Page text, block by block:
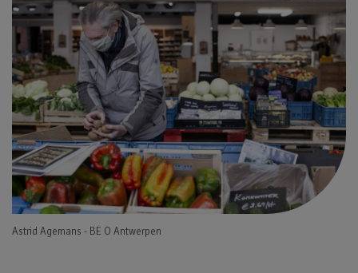
Astrid Agemans - BE O Antwerpen